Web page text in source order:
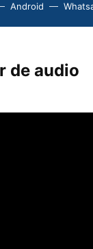
Android
de audio